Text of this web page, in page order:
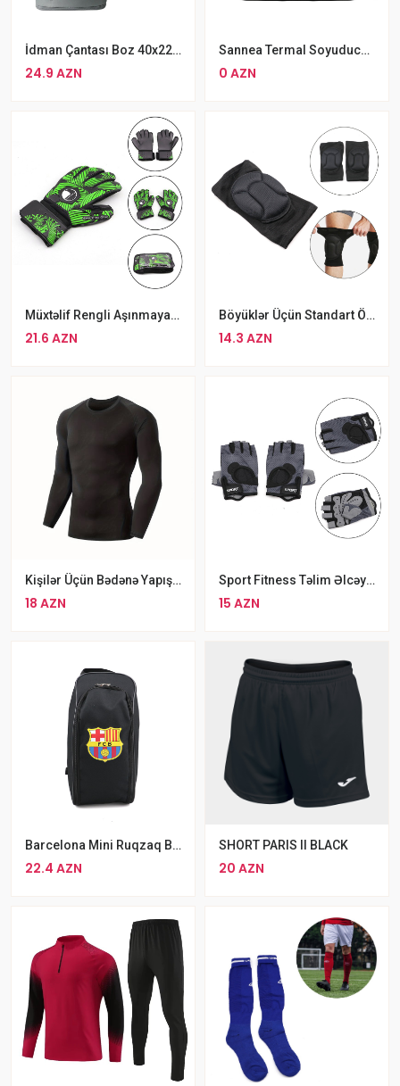
İdman Çantası Boz 40x22x40 Sm Idman Alətləri
24.9 AZN
Sannea Termal Soyuducu Çanta
0 AZN
Müxtəlif Rengli Aşınmaya Davamlı 4 MM PRO Giga Qapıçı Əlcəyi
21.6 AZN
Böyüklər Üçün Standart Ölçülü Yumşaq Qoruyucu Dizlik 01 Qara
14.3 AZN
Kişilər Üçün Bədənə Yapışan Uzunqol Atletik Lasin Köynək
18 AZN
Sport Fitness Təlim Əlcəyi Ölçü L XL
15 AZN
Barcelona Mini Ruqzaq Bel Çantası Qara
22.4 AZN
SHORT PARIS II BLACK
20 AZN